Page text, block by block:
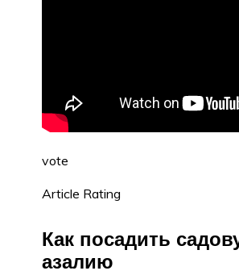
vote
Article Rating
Как посадить
азалию